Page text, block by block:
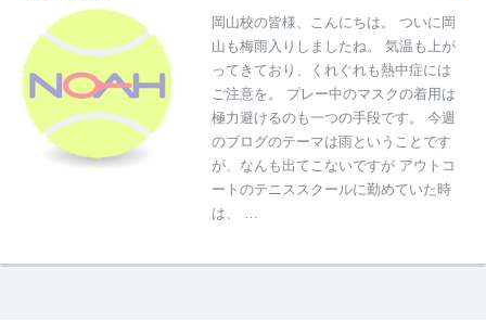
岡山校の皆様、こんにちは。 ついに岡
山も梅雨入りしましたね。 気温も上が
ってきており、くれぐれも熱中症には
ご注意を。 プレー中のマスクの着用は
極力避けるのも一つの手段です。 今週
のブログのテーマは雨ということです
が、なんも出てこないですが アウトコ
ートのテニススクールに勤めていた時
は、 …